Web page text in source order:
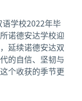
学校2022年毕
诺德安达学校迎
延续诺德安达双
的自信、坚韧与
个收获的季节更